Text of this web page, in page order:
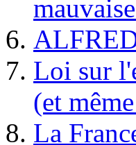
Loi sur
(et
La